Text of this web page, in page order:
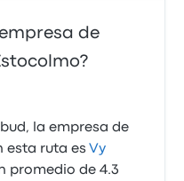
de
la empresa de
esta ruta es Vy
promedio de 4.3